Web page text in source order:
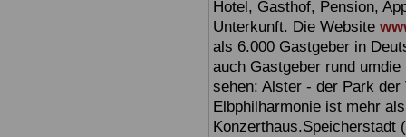
Hotel, Gasthof, Pension,
Unterkunft. Die Website
als 6.000 Gastgeber in
auch Gastgeber rund
sehen: Alster - der Park
Elbphilharmonie ist mehr
Konzerthaus.Speicherstadt